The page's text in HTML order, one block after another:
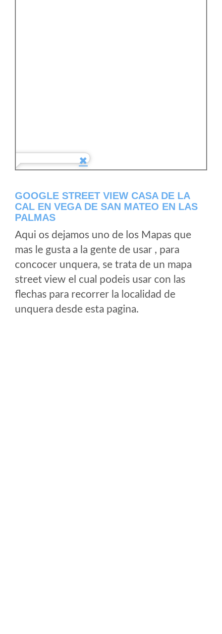
GOOGLE STREET VIEW CASA DE LA
CAL EN VEGA DE SAN MATEO EN LAS
PALMAS
Aqui os dejamos uno de los Mapas que
mas le gusta a la gente de usar , para
concocer unquera, se trata de un mapa
street view el cual podeis usar con las
flechas para recorrer la localidad de
unquera desde esta pagina.